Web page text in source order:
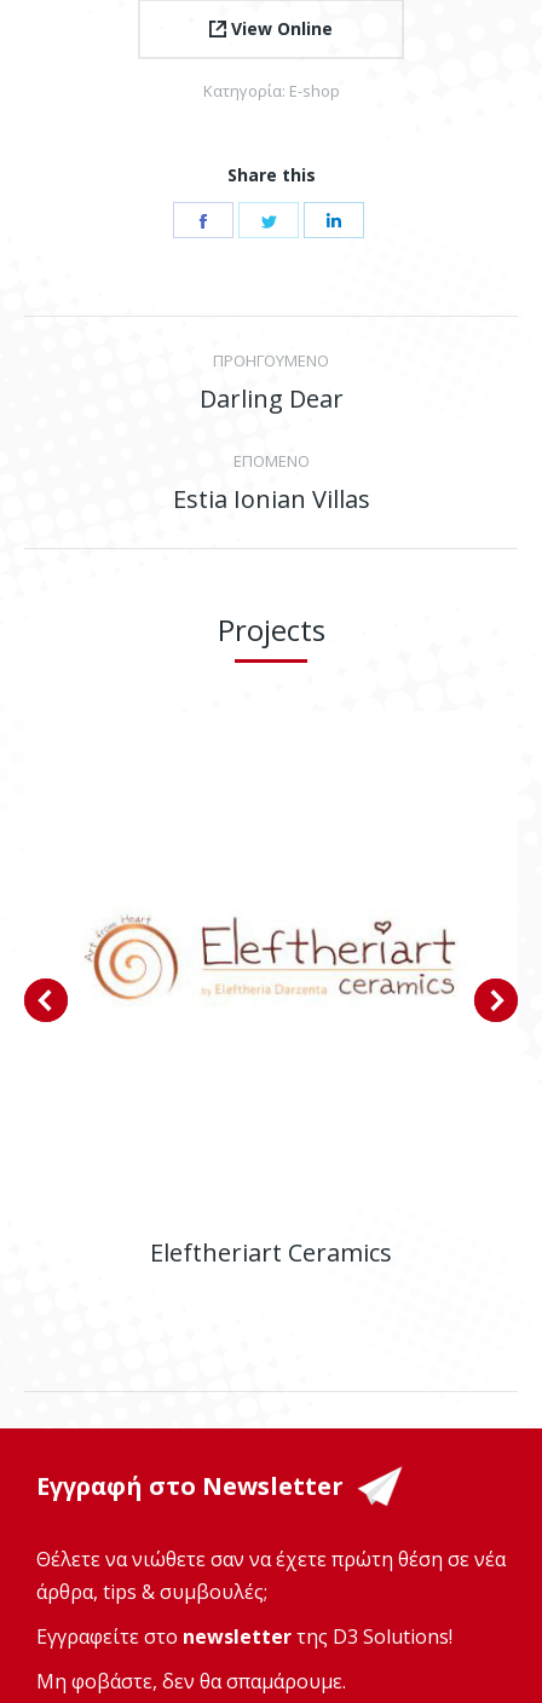
View Online
Κατηγορία: E-shop
Share this
Share
Share
navigation
ΠΡΟΗΓΟΥΜΕΝΟ
Previous
Darling Dear
ΕΠΟΜΕΝΟ
Next
Estia Ionian Villas
Projects
Eleftheriart Ceramics
Εγγραφή στο Newsletter
Θέλετε να νιώθετε σαν να έχετε πρώτη θέση σε νέα
άρθρα, tips & συμβουλές;
Εγγραφείτε στο newsletterτης D3 Solutions!
Μη φοβάστε, δεν θα σπαμάρουμε.